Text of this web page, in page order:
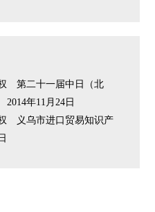
第二十一届中日（北
年11月24日
义乌市进口贸易知识产